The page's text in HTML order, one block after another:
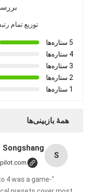
توزیع تمام
5 ستاره‌ها
4 ستاره‌ها
3 ستاره‌ها
2 ستاره‌ها
1 ستاره‌ها
همهٔ بازبینی‌ها
S
Songshang
4 was a game-